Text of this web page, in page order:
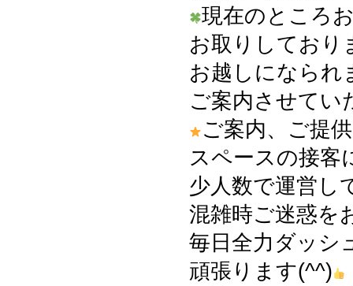
現在のところ
お取りしており
お越しになられ
ご案内させてい
ご案内、ご提
スペースの接客
少人数で運営し
混雑時ご迷惑を
毎日全力ダッシ
頑張ります(^^)